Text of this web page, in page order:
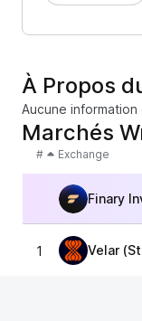
À Propos
Aucune
Marchés
# Exchange
Finary
1 Velar